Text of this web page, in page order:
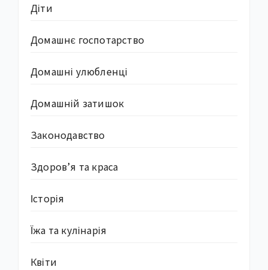
Діти
Домашнє госпотарство
Домашні улюбленці
Домашній затишок
Законодавство
Здоров’я та краса
Історія
Їжа та кулінарія
Квіти